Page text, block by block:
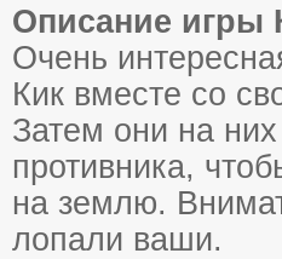
Описание игры
Очень
Кик вместе со
Затем они на
противника,
на землю.
лопали ваши.